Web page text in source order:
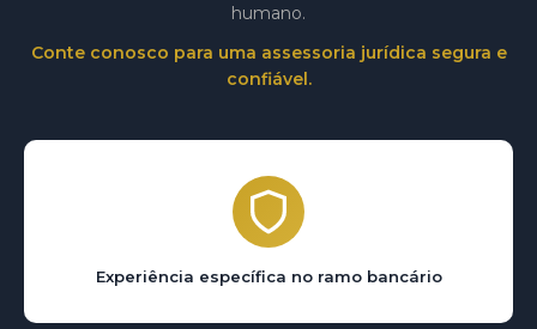
humano.
Conte conosco para uma assessoria jurídica segura e
confiável.
Experiência específica no ramo bancário